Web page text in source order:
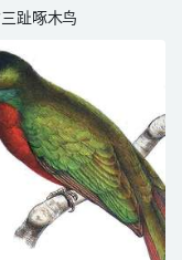
趾啄木鸟